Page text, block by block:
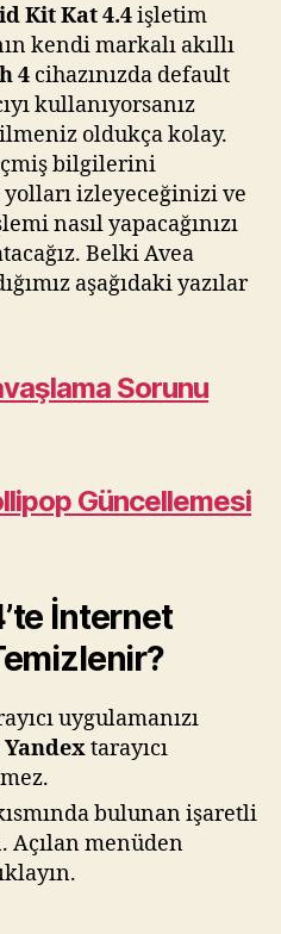
Kit Kat 4.4işletim
kendi markalı akıllı
4 cihazınızda default
kullanıyorsanız
oldukça kolay.
bilgilerini
izleyeceğinizi ve
nasıl yapacağınızı
Belki Avea
aşağıdaki yazılar
Sorunu
Güncellemesi
İnternet
uygulamanızı
Yandextarayıcı
bulunan işaretli
Açılan menüden